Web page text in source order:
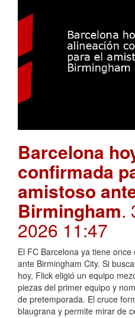
Barcelona
confirmada
amistoso
Birmingham.
2026 11:47
El FC Barcelona ya tiene
ante Birmingham City. Si
hoy, Flick eligió un equipo
piezas del primer equipo y
de pretemporada. El cruce
blaugrana y permite mirar de